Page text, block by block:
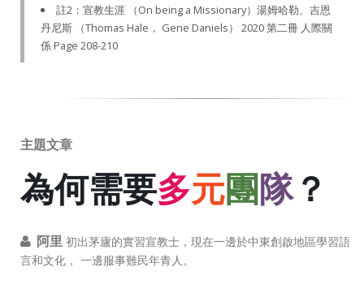
註2：宣教生涯 （On being a Missionary）湯姆哈勒、吉恩
丹尼斯 （Thomas Hale， Gene Daniels） 2020 第二冊 人際關
係 Page 208-210
主題文章
為何需要多元團隊？
阿里 初出茅廬的實習宣教士，現在一邊於中東創啟地區學習語
言和文化， 一邊服事難民年青人。